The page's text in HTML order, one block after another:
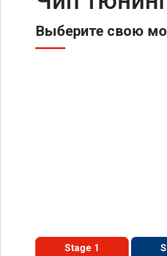
Выберите свою
Stage 1